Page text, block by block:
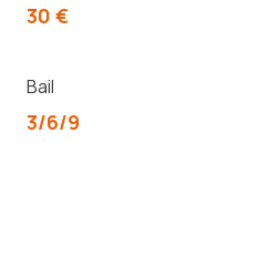
30 €
Bail
3/6/9